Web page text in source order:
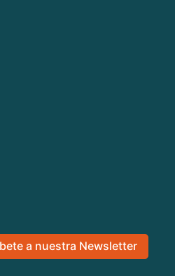
a nuestra Newsletter